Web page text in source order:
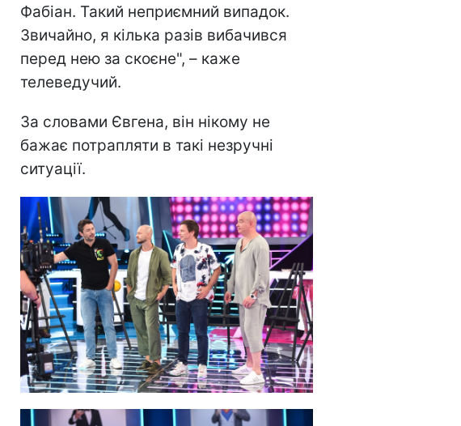
Фабіан. Такий неприємний випадок.
Звичайно, я кілька разів вибачився
перед нею за скоєне", – каже
телеведучий.
За словами Євгена, він нікому не
бажає потрапляти в такі незручні
ситуації.